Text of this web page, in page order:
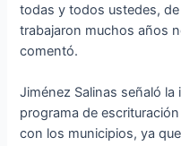
todas y todos ustedes,
trabajaron muchos años
comentó.
Jiménez Salinas señaló
programa de
con los municipios, ya